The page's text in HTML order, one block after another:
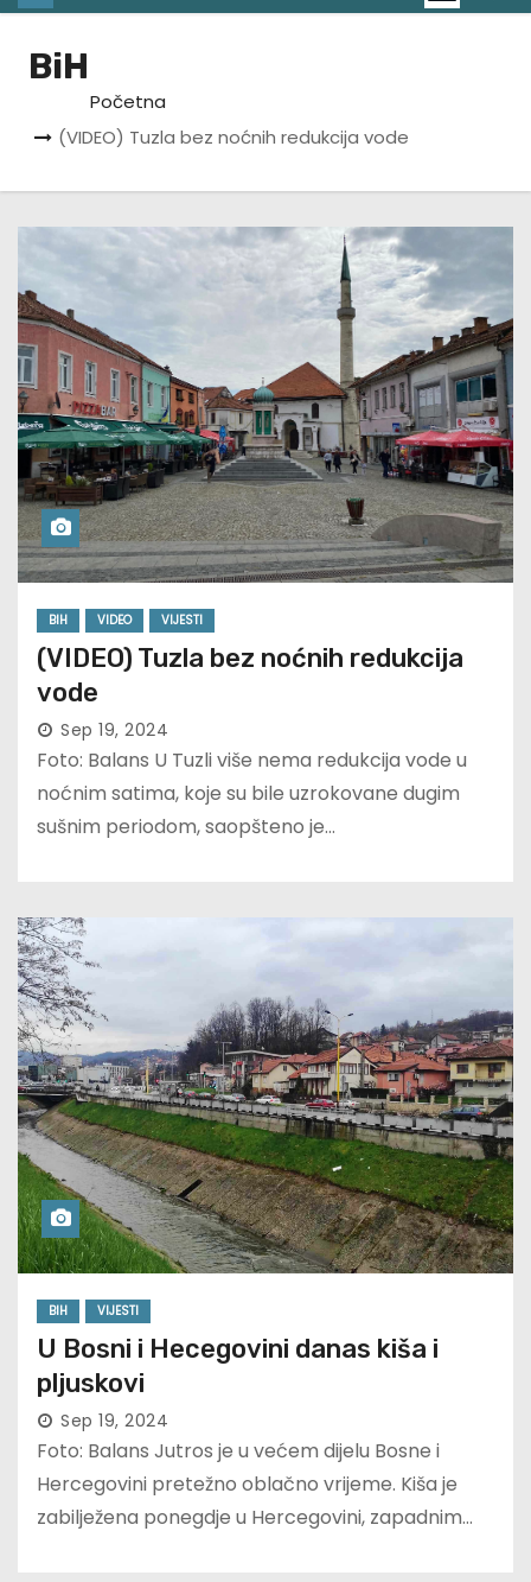
BiH
Početna
(VIDEO) Tuzla bez noćnih redukcija vode
BIH VIDEO VIJESTI
(VIDEO) Tuzla bez noćnih redukcija
vode
Sep 19, 2024
Foto: Balans U Tuzli više nema redukcija vode u
noćnim satima, koje su bile uzrokovane dugim
sušnim periodom, saopšteno je…
BIH VIJESTI
U Bosni i Hecegovini danas kiša i
pljuskovi
Sep 19, 2024
Foto: Balans Jutros je u većem dijelu Bosne i
Hercegovini pretežno oblačno vrijeme. Kiša je
zabilježena ponegdje u Hercegovini, zapadnim…